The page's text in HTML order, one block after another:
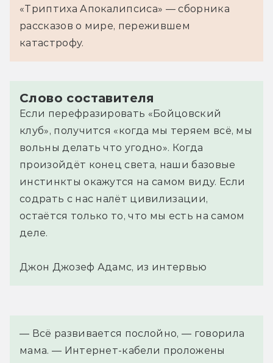
«Триптиха Апокалипсиса» — сборника
рассказов о мире, пережившем
катастрофу.
Слово составителя
Если перефразировать «Бойцовский
клуб», получится «когда мы теряем всё, мы
вольны делать что угодно». Когда
произойдёт конец света, наши базовые
инстинкты окажутся на самом виду. Если
содрать с нас налёт цивилизации,
остаётся только то, что мы есть на самом
деле.
Джон Джозеф Адамс, из интервью
— Всё развивается послойно, — говорила
мама. — Интернет-кабели проложены